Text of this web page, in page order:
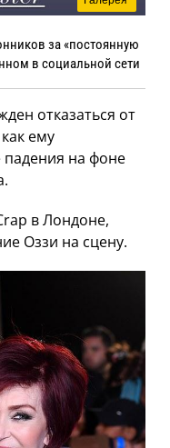
за «постоянную
в социальной сети
отказаться от
ему
падения на фоне
в Лондоне,
Оззи на сцену.